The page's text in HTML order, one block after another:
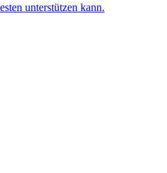
unterstützen kann.